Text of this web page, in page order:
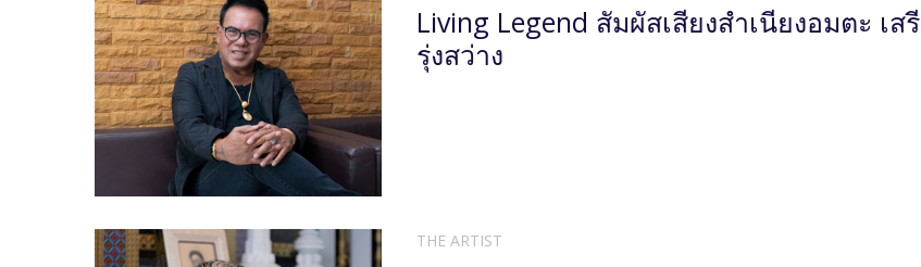
Living Legend สัมผัสเสียงสำเนียงอมตะ เสรี
รุ่งสว่าง
THE ARTIST